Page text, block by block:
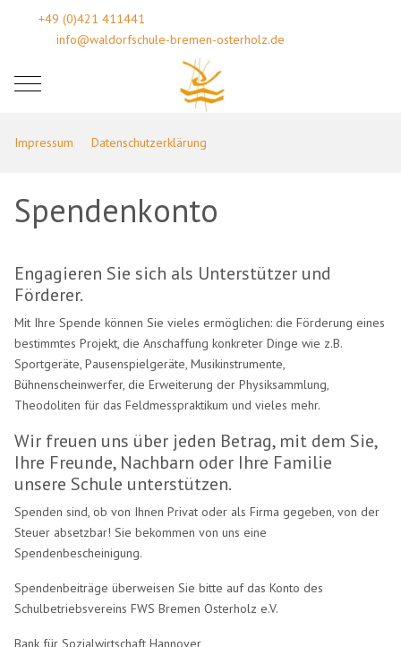
+49 (0)421 411441
info@waldorfschule-bremen-osterholz.de
Mobile Menu Toggle
Impressum Datenschutzerklärung
Spendenkonto
Engagieren Sie sich als Unterstützer und
Förderer.
Mit Ihre Spende können Sie vieles ermöglichen: die Förderung eines
bestimmtes Projekt, die Anschaffung konkreter Dinge wie z.B.
Sportgeräte, Pausenspielgeräte, Musikinstrumente,
Bühnenscheinwerfer, die Erweiterung der Physiksammlung,
Theodoliten für das Feldmesspraktikum und vieles mehr.
Wir freuen uns über jeden Betrag, mit dem Sie,
Ihre Freunde, Nachbarn oder Ihre Familie
unsere Schule unterstützen.
Spenden sind, ob von Ihnen Privat oder als Firma gegeben, von der
Steuer absetzbar! Sie bekommen von uns eine
Spendenbescheinigung.
Spendenbeiträge überweisen Sie bitte auf das Konto des
Schulbetriebsvereins FWS Bremen Osterholz e.V.